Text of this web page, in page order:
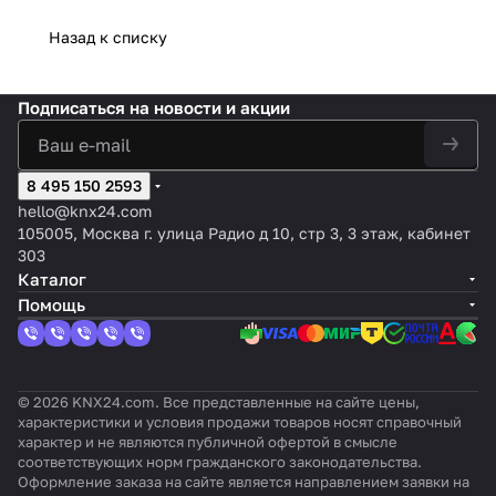
цвет:
Белы
прив
крат
ный
s
), 4-
кан
аль
KNX/E
REG,
цвет:
OX
QUAT
ия
KN
л
X 1612
Назад к списку
Подписаться на новости и акции
8 495 150 2593
hello@knx24.com
105005, Москва г. улица Радио д 10, стр 3, 3 этаж, кабинет
303
Каталог
Помощь
© 2026 KNX24.com. Все представленные на сайте цены,
характеристики и условия продажи товаров носят справочный
характер и не являются публичной офертой в смысле
соответствующих норм гражданского законодательства.
Оформление заказа на сайте является направлением заявки на